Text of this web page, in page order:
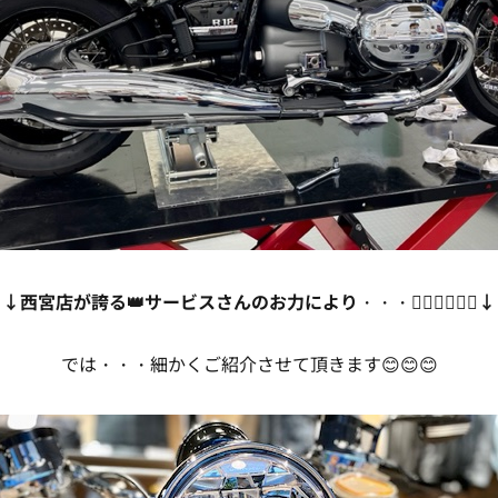
宮店が誇る👑サービスさんのお力により ・・・🙇‍♀️🙇‍♀️🙇‍♀️
では・・・細かくご紹介させて頂きます😊😊😊